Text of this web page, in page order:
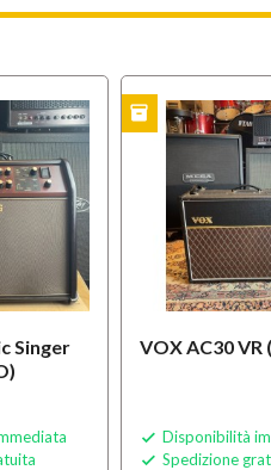
Singer
VOX AC30 VR
 Disponibilità
 Spedizione
USATO inventory